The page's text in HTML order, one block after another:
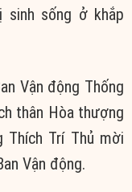
sinh sống ở khắp
Vận động Thống
thân Hòa thượng
Trí Thủ mời
Vận động.